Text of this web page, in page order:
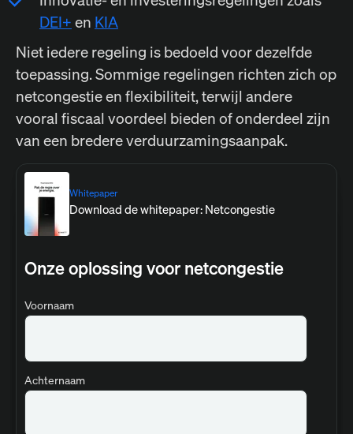
DEI+ en KIA
Niet iedere regeling is bedoeld voor dezelfde
toepassing. Sommige regelingen richten zich op
netcongestie en flexibiliteit, terwijl andere
vooral fiscaal voordeel bieden of onderdeel zijn
van een bredere verduurzamingsaanpak.
Whitepaper
Download de whitepaper: Netcongestie
Onze oplossing voor netcongestie
Voornaam
Achternaam